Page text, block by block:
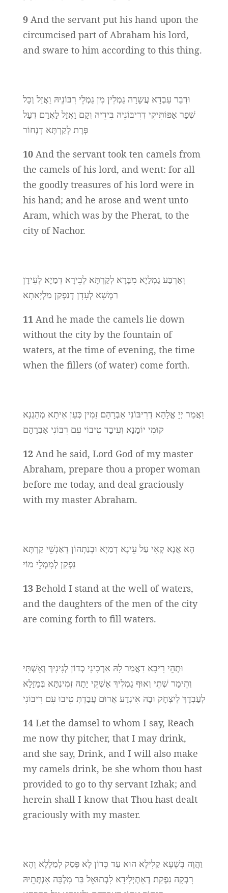
9 And the servant put his hand upon the
circumcised part of Abraham his lord,
and sware to him according to this thing.
וּדְבַר עַבְדָא עֲשָרָה גַמְלִין מִן גַמְלֵי רִבּוֹנֵיהּ וַאֲזַל וְכָל
שְׁפַר אַפּוֹתִּיקִי דְרִיבּוֹנֵיהּ בִּידֵיהּ וְקָם וַאֲזַל לַאֲרַם דְעַל
פְּרָת לְקַרְתָּא דְנָחוֹר
10 And the servant took ten camels from
the camels of his lord, and went: for all
the goodly treasures of his lord were in
his hand; and he arose and went unto
Aram, which was by the Pherat, to the
city of Nachor.
וְאַרְבַּע גַמְלַיָא מִבָּרָא לְקַרְתָּא לְבֵירָא דְמַיָא לְעִידָן
רַמְשָׁא לְעִדָן דְנַפְקַן מַלְיָאתָא
11 And he made the camels lie down
without the city by the fountain of
waters, at the time of evening, the time
when the fillers (of water) come forth.
וַאֲמַר יְיָ אֱלָהָא דְרִיבּוֹנִי אַבְרָהָם זַמִין כְּעַן אִיתָא מְהַגְנָא
קוּמִי יוֹמָנָא וְעִיבַד טִיבוֹי עִם רִבּוֹנִי אַבְרָהָם
12 And he said, Lord God of my master
Abraham, prepare thou a proper woman
before me today, and deal graciously
with my master Abraham.
הָא אֲנָא קָאִי עַל עֵינָא דְמַיָא וּבְנַתְהוֹן דְאַנְשֵׁי קַרְתָּא
נַפְקַן לְמִמְלֵי מוֹי
13 Behold I stand at the well of waters,
and the daughters of the men of the city
are coming forth to fill waters.
וּתְהֵי רִיבָא דַאֲמַר לָהּ אַרְכִינִי כְדוֹן לְגִינִיךְ וְאֵשְׁתִּי
וְתֵימַר שְׁתֵי וְאוּף גַמְלִיךְ אַשְׁקֵי יָתָהּ זְמִינְתָּא בְּמַזָלָא
לְעַבְדָךְ לְיִצְחָק וּבָהּ אִינְדַע אֲרוּם עֲבַדְתְּ טִיבוּ עִם רִיבּוֹנִי
14 Let the damsel to whom I say, Reach
me now thy pitcher, that I may drink,
and she say, Drink, and I will also make
my camels drink, be she whom thou hast
provided to go to thy servant Izhak; and
herein shall I know that Thou hast dealt
graciously with my master.
וַהֲוָה בְּשָׁעָא קַלִילָא הוּא עַד כְּדוֹן לָא פָּסַק לְמַלָלָא וְהָא
רִבְקָה נַפְקַת דְאִתְיְלִידָא לִבְתוּאֵל בַּר מִלְכָּה אִנְתְּתֵיהּ